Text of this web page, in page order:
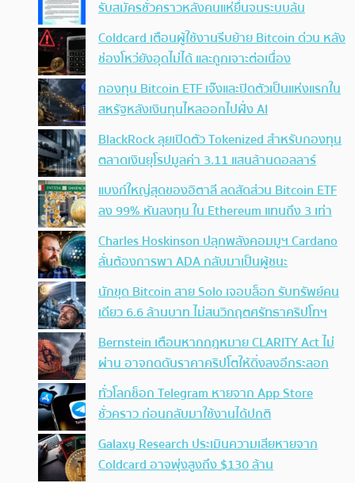
รับสมัครชั่วคราวหลังคนแห่ยื่นจนระบบล้น
Coldcard เตือนผู้ใช้งานรีบย้าย Bitcoin ด่วน หลัง
ช่องโหว่ยังอุดไม่ได้ และถูกเจาะต่อเนื่อง
กองทุน Bitcoin ETF เจ๊งและปิดตัวเป็นแห่งแรกใน
สหรัฐหลังเงินทุนไหลออกไปฝั่ง AI
BlackRock ลุยเปิดตัว Tokenized สำหรับกองทุน
ตลาดเงินยุโรปมูลค่า 3.11 แสนล้านดอลลาร์
แบงก์ใหญ่สุดของอิตาลี ลดสัดส่วน Bitcoin ETF
ลง 99% หันลงทุน ใน Ethereum แทนถึง 3 เท่า
Charles Hoskinson ปลุกพลังคอมมูฯ Cardano
ลั่นต้องการพา ADA กลับมาเป็นผู้ชนะ
นักขุด Bitcoin สาย Solo เจอบล็อก รับทรัพย์คน
เดียว 6.6 ล้านบาท ไม่สนวิกฤตศรัทธาคริปโทฯ
Bernstein เตือนหากกฎหมาย CLARITY Act ไม่
ผ่าน อาจกดดันราคาคริปโตให้ดิ่งลงอีกระลอก
ทั่วโลกช็อก Telegram หายจาก App Store
ชั่วคราว ก่อนกลับมาใช้งานได้ปกติ
Galaxy Research ประเมินความเสียหายจาก
Coldcard อาจพุ่งสูงถึง $130 ล้าน